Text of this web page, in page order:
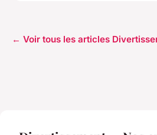
← Voir tous les articles